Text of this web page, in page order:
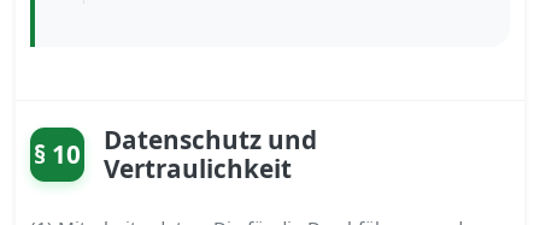
§ 10
Datenschutz und
Vertraulichkeit